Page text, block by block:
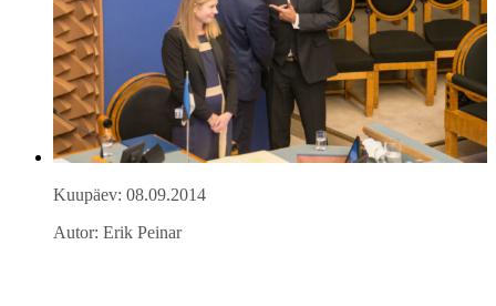
Kuupäev: 08.09.2014
Autor: Erik Peinar